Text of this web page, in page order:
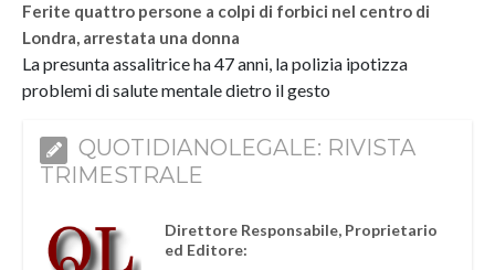
Ferite quattro persone a colpi di forbici nel centro di
Londra, arrestata una donna
La presunta assalitrice ha 47 anni, la polizia ipotizza
problemi di salute mentale dietro il gesto
QUOTIDIANOLEGALE: RIVISTA
TRIMESTRALE
Direttore Responsabile, Proprietario
ed Editore: